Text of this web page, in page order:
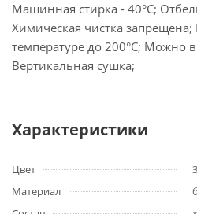
Машинная стирка - 40°C;
Химическая чистка
температуре до 200°С; Можно
Вертикальная сушка;
Характеристики
Цвет
Материал